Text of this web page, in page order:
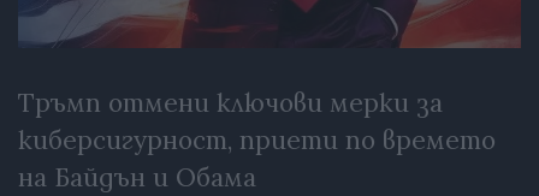
Тръмп отмени ключови мерки за
киберсигурност, приети по времето
на Байдън и Обама